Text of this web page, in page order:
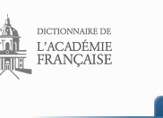
Aller au contenu